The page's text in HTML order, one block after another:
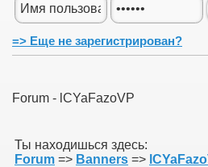
=> Еще не зарегистрирован?
Forum - lCYaFazoVP
Ты находишься здесь:
Forum => Banners =>